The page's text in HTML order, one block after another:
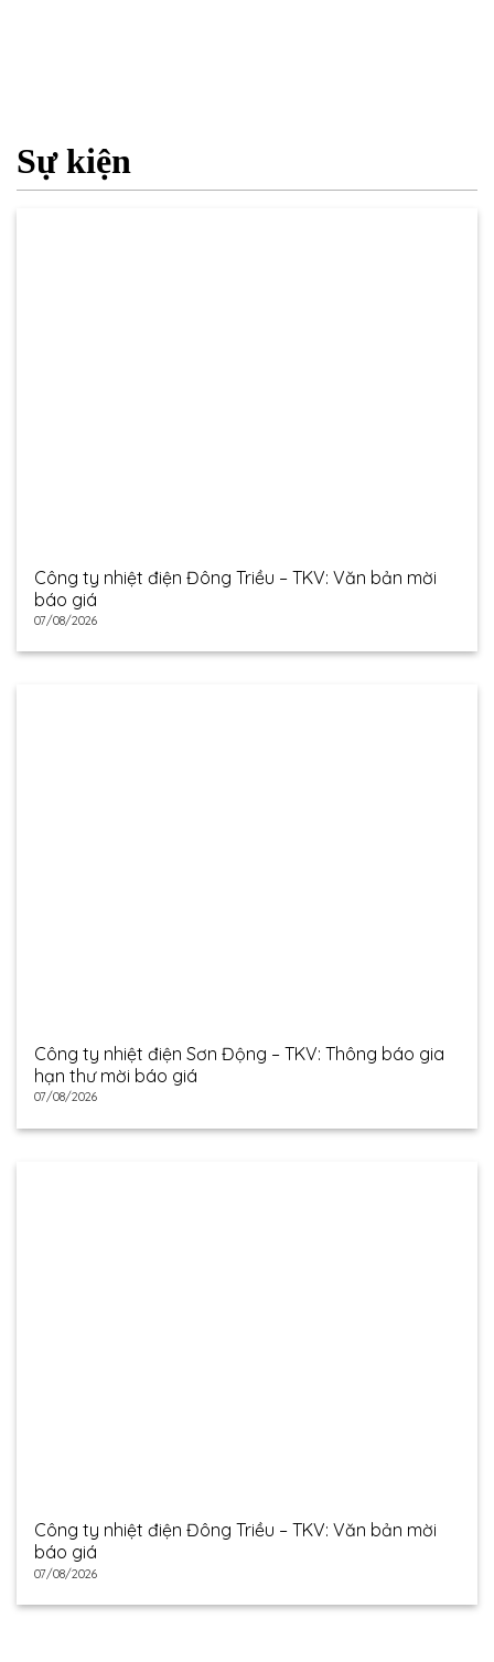
Sự kiện
Công ty nhiệt điện Đông Triều – TKV: Văn bản mời
báo giá
07/08/2026
Công ty nhiệt điện Sơn Động – TKV: Thông báo gia
hạn thư mời báo giá
07/08/2026
Công ty nhiệt điện Đông Triều – TKV: Văn bản mời
báo giá
07/08/2026